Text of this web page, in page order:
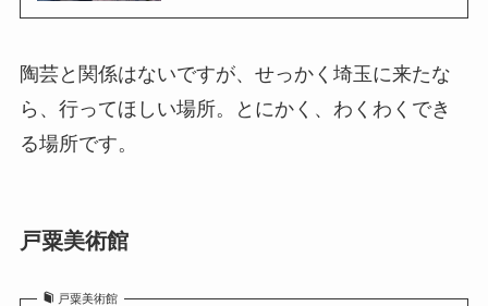
陶芸と関係はないですが、せっかく埼玉に来たな
ら、行ってほしい場所。とにかく、わくわくでき
る場所です。
戸粟美術館
戸粟美術館